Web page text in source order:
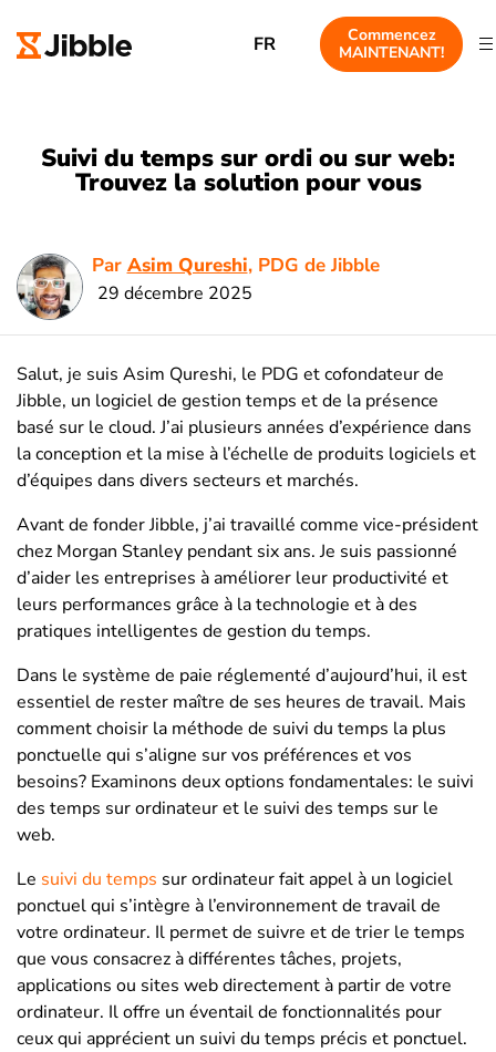
FR
Commencez
MAINTENANT!
Suivi du temps sur ordi ou sur web:
Trouvez la solution pour vous
Par Asim Qureshi, PDG de Jibble
29 décembre 2025
Salut, je suis Asim Qureshi, le PDG et cofondateur de
Jibble, un logiciel de gestion temps et de la présence
basé sur le cloud. J’ai plusieurs années d’expérience dans
la conception et la mise à l’échelle de produits logiciels et
d’équipes dans divers secteurs et marchés.
Avant de fonder Jibble, j’ai travaillé comme vice-président
chez Morgan Stanley pendant six ans. Je suis passionné
d’aider les entreprises à améliorer leur productivité et
leurs performances grâce à la technologie et à des
pratiques intelligentes de gestion du temps.
Dans le système de paie réglementé d’aujourd’hui, il est
essentiel de rester maître de ses heures de travail. Mais
comment choisir la méthode de suivi du temps la plus
ponctuelle qui s’aligne sur vos préférences et vos
besoins? Examinons deux options fondamentales: le suivi
des temps sur ordinateur et le suivi des temps sur le
web.
Le suivi du temps sur ordinateur fait appel à un logiciel
ponctuel qui s’intègre à l’environnement de travail de
votre ordinateur. Il permet de suivre et de trier le temps
que vous consacrez à différentes tâches, projets,
applications ou sites web directement à partir de votre
ordinateur. Il offre un éventail de fonctionnalités pour
ceux qui apprécient un suivi du temps précis et ponctuel.